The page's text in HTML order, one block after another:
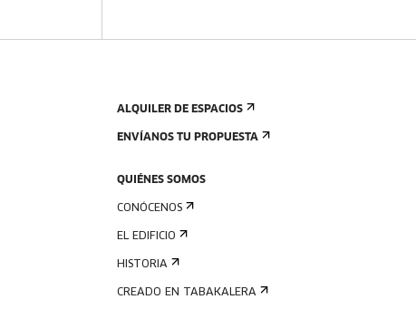
ALQUILER DE ESPACIOS
ENVÍANOS TU PROPUESTA
QUIÉNES SOMOS
CONÓCENOS
EL EDIFICIO
HISTORIA
CREADO EN TABAKALERA